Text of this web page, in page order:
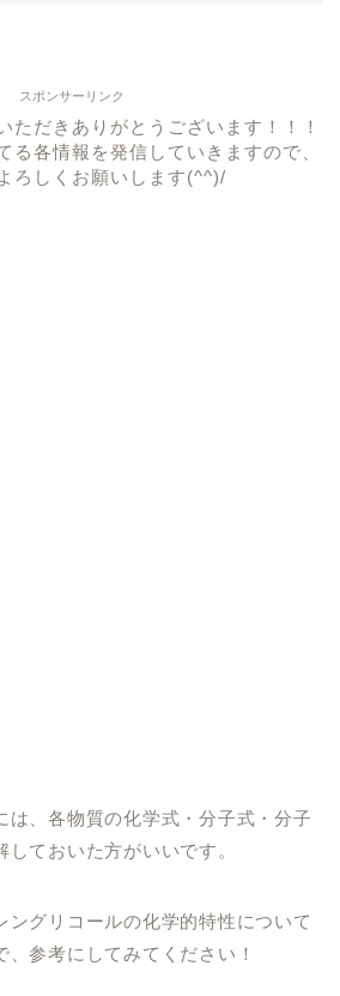
スポンサーリンク
ただきありがとうございます！！！
る各情報を発信していきますので、
ろしくお願いします(^^)/
は、各物質の化学式・分子式・分子
ておいた方がいいです。
ングリコールの化学的特性について
参考にしてみてください！